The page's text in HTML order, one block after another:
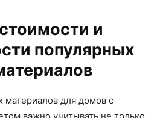
и
популярных
для домов с